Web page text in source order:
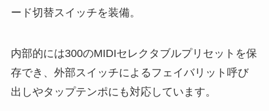
ード切替スイッチを装備。
内部的には300のMIDIセレクタブルプリセットを保
存でき、外部スイッチによるフェイバリット呼び
出しやタップテンポにも対応しています。